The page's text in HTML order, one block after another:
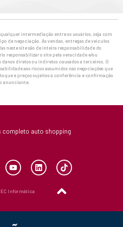
intermediação entre os usuários, seja com
de negociação. As vendas, entregas de veículos
neste site são de inteira responsabilidade do
responsabilizar o site pela veracidade e/ou
diretos ou indiretos causados a terceiros. O
aos riscos assumidos nas negociações que
e preços sujeitos a conferência e confirmação
anunciante.
completo auto shopping
Informática